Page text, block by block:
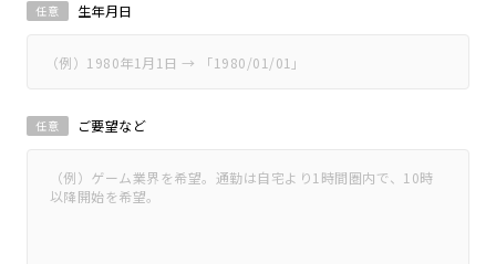
生年月日
任意
ご要望など
任意